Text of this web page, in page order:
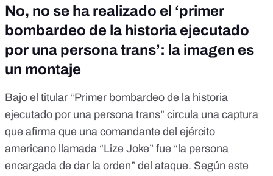
No, no se ha realizado el ‘primer
bombardeo de la historia ejecutado
por una persona trans’: la imagen es
un montaje
Bajo el titular “Primer bombardeo de la historia
ejecutado por una persona trans” circula una captura
que afirma que una comandante del ejército
americano llamada “Lize Joke” fue “la persona
encargada de dar la orden” del ataque. Según este